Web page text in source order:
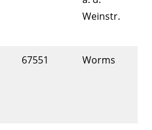
Weinstr.
67551 Worms